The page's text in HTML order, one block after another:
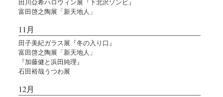
田川亞希ハロウィン展『下北沢ゾンビ』
富田啓之陶展「新天地人」
11月
田子美紀ガラス展『冬の入り口』
富田啓之陶展「新天地人」
『加藤健と浜田純理』
石田裕哉うつわ展
12月